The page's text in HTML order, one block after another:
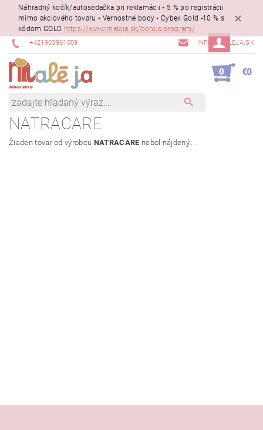
Náhradný kočík/autosedačka pri reklamácii • 5 % po registrácii
mimo akciového tovaru • Vernostné body • Cybex Gold -10 % s
kódom GOLD https://www.maleja.sk/bonus-program/
+421903961009 INFO@MALEJA.SK
0 €0
NATRACARE
Žiaden tovar od výrobcu NATRACARE nebol nájdený....